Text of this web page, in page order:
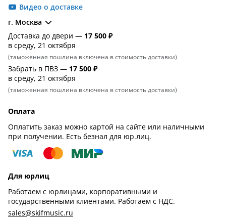
Видео о доставке
г. Москва
Доставка до двери — 17 500 ₽
в среду, 21 октября
(таможенная пошлина включена в стоимость доставки)
Забрать в ПВЗ — 17 500 ₽
в среду, 21 октября
(таможенная пошлина включена в стоимость доставки)
Оплата
Оплатить заказ можно картой на сайте или наличными
при получении. Есть безнал для юр.лиц.
Для юрлиц
Работаем с юрлицами, корпоративными и
государственными клиентами. Работаем с НДС.
sales@skifmusic.ru